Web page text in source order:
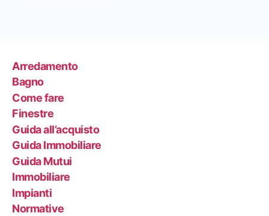
Arredamento
Bagno
Come fare
Finestre
Guida all’acquisto
Guida Immobiliare
Guida Mutui
Immobiliare
Impianti
Normative